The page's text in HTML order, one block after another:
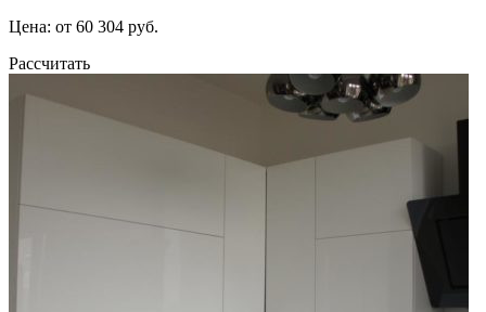
Цена: от 60 304 руб.
Рассчитать